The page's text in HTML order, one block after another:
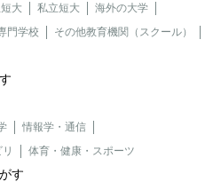
大 私立短大
海外の大学
門学校
その他教育機関（スクール）
情報学・通信
体育・健康・スポーツ
す